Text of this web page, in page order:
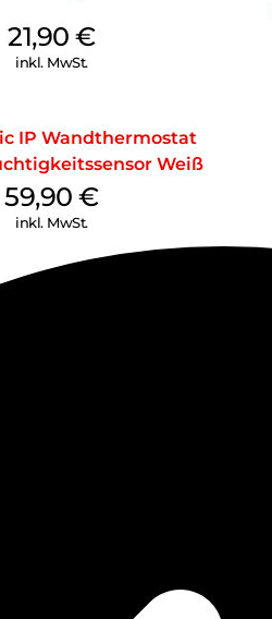
21,90€
inkl. MwSt.
IP Wandthermostat
Weiß
59,90€
inkl. MwSt.